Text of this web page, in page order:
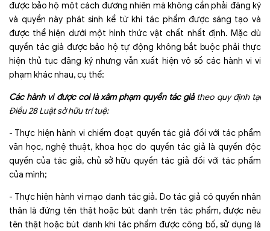
được bảo hộ một cách đương nhiên mà không cần phải đăng ký
và quyền này phát sinh kể từ khi tác phẩm được sáng tạo và
được thể hiện dưới một hình thức vật chất nhất định. Mặc dù
quyền tác giả được bảo hộ tự động không bắt buộc phải thực
hiện thủ tục đăng ký nhưng vẫn xuất hiện vô số các hành vi vi
phạm khác nhau, cụ thể:
Các hành vi được coi là xâm phạm quyền tác giả theo quy định tại
Điều 28 Luật sở hữu trí tuệ:
- Thực hiện hành vi chiếm đoạt quyền tác giả đối với tác phẩm
văn học, nghệ thuật, khoa học do quyền tác giả là quyền độc
quyền của tác giả, chủ sở hữu quyền tác giả đối với tác phẩm
của mình;
- Thực hiện hành vi mạo danh tác giả. Do tác giả có quyền nhân
thân là đứng tên thật hoặc bút danh trên tác phẩm, được nêu
tên thật hoặc bút danh khi tác phẩm được công bố, sử dụng là